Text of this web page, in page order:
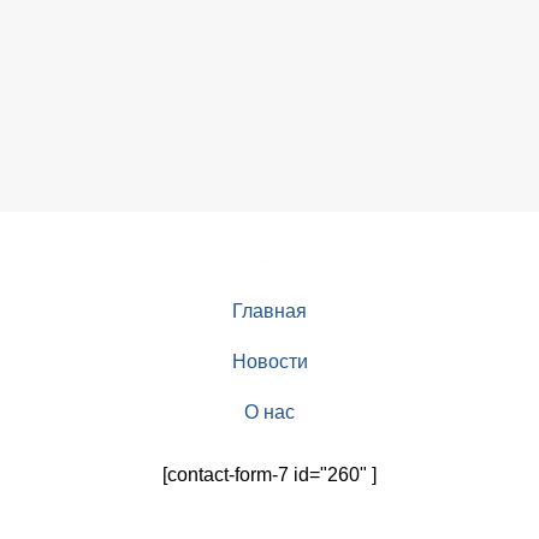
Главная
Новости
О нас
[contact-form-7 id="260" ]